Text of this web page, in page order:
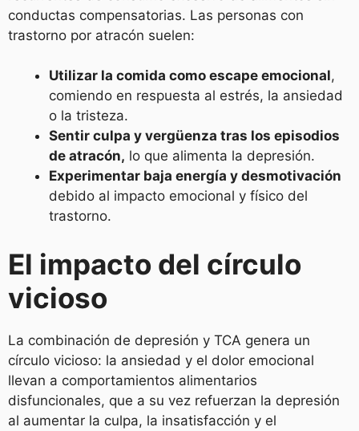
conductas compensatorias. Las personas con
trastorno por atracón suelen:
Utilizar la comida como escape emocional,
comiendo en respuesta al estrés, la ansiedad
o la tristeza.
Sentir culpa y vergüenza tras los episodios
de atracón, lo que alimenta la depresión.
Experimentar baja energía y desmotivación
debido al impacto emocional y físico del
trastorno.
El impacto del círculo
vicioso
La combinación de depresión y TCA genera un
círculo vicioso: la ansiedad y el dolor emocional
llevan a comportamientos alimentarios
disfuncionales, que a su vez refuerzan la depresión
al aumentar la culpa, la insatisfacción y el